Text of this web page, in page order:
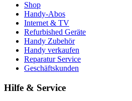
Shop
Handy-Abos
Internet & TV
Refurbished Geräte
Handy Zubehör
Handy verkaufen
Reparatur Service
Geschäftskunden
Hilfe & Service